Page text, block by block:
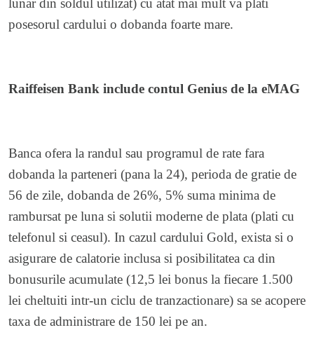
lunar din soldul utilizat) cu atat mai mult va plati
posesorul cardului o dobanda foarte mare.
Raiffeisen Bank include contul Genius de la eMAG
Banca ofera la randul sau programul de rate fara
dobanda la parteneri (pana la 24), perioda de gratie de
56 de zile, dobanda de 26%, 5% suma minima de
rambursat pe luna si solutii moderne de plata (plati cu
telefonul si ceasul). In cazul cardului Gold, exista si o
asigurare de calatorie inclusa si posibilitatea ca din
bonusurile acumulate (12,5 lei bonus la fiecare 1.500
lei cheltuiti intr-un ciclu de tranzactionare) sa se acopere
taxa de administrare de 150 lei pe an.